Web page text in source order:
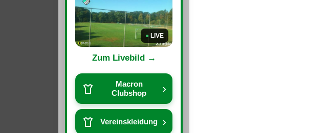
● LIVE
Zum Livebild →
Macron
Clubshop
›
Vereinskleidung ›